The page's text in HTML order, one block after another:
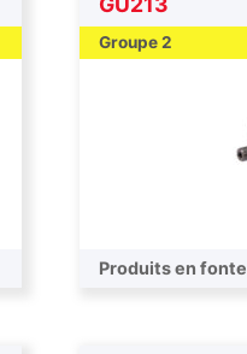
Groupe 2
Produits en fonte